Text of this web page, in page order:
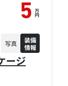
ージ
5 万
円
写真
装備
情報